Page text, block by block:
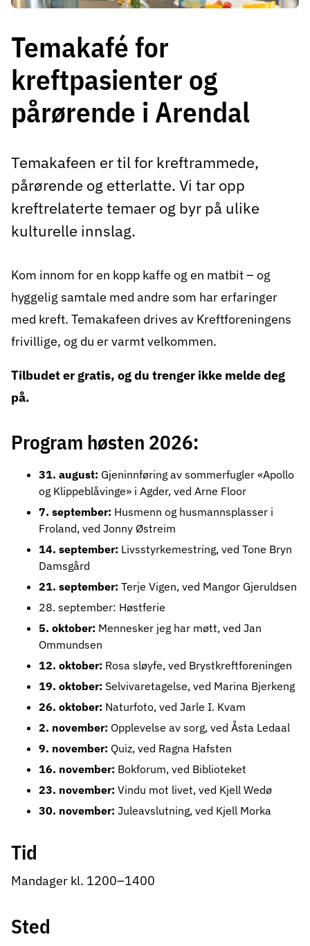
Temakafé for
kreftpasienter og
pårørende i Arendal
Temakafeen er til for kreftrammede,
pårørende og etterlatte. Vi tar opp
kreftrelaterte temaer og byr på ulike
kulturelle innslag.
Kom innom for en kopp kaffe og en matbit – og
hyggelig samtale med andre som har erfaringer
med kreft. Temakafeen drives av Kreftforeningens
frivillige, og du er varmt velkommen.
Tilbudet er gratis, og du trenger ikke melde deg
på.
Program høsten 2026:
31. august: Gjeninnføring av sommerfugler «Apollo
og Klippeblåvinge» i Agder, ved Arne Floor
7. september: Husmenn og husmannsplasser i
Froland, ved Jonny Østreim
14. september: Livsstyrkemestring, ved Tone Bryn
Damsgård
21. september: Terje Vigen, ved Mangor Gjeruldsen
28. september: Høstferie
5. oktober: Mennesker jeg har møtt, ved Jan
Ommundsen
12. oktober: Rosa sløyfe, ved Brystkreftforeningen
19. oktober: Selvivaretagelse, ved Marina Bjerkeng
26. oktober: Naturfoto, ved Jarle I. Kvam
2. november: Opplevelse av sorg, ved Åsta Ledaal
9. november: Quiz, ved Ragna Hafsten
16. november: Bokforum, ved Biblioteket
23. november: Vindu mot livet, ved Kjell Wedø
30. november: Juleavslutning, ved Kjell Morka
Tid
Mandager kl. 1200–1400
Sted